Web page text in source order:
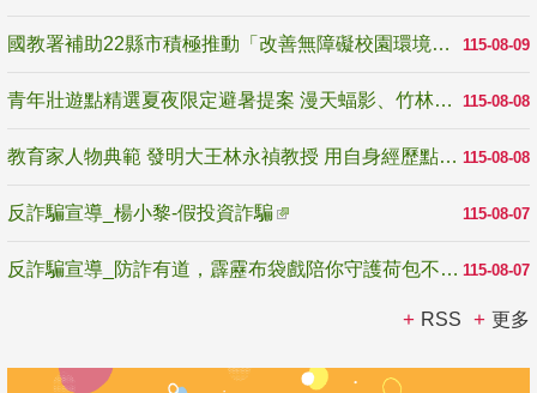
115-08-09
國教署補助22縣市積極推動「改善無障礙校園環境計畫」 打造友善、安全、無礙學習空間
115-08-08
青年壯遊點精選夏夜限定避暑提案 漫天蝠影、竹林尋蛙、茶香夜觀 邀青年暮色出發
115-08-08
教育家人物典範 發明大王林永禎教授 用自身經歷點亮學生的路
115-08-07
反詐騙宣導_楊小黎-假投資詐騙
115-08-07
反詐騙宣導_防詐有道，霹靂布袋戲陪你守護荷包不受騙
RSS 更多